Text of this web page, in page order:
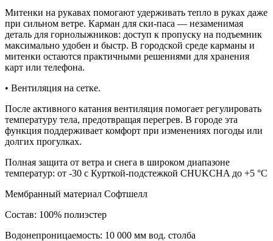
Митенки на рукавах помогают удерживать тепло в руках даже
при сильном ветре. Карман для ски-паса — незаменимая
деталь для горнолыжников: доступ к пропуску на подъемник
максимально удобен и быстр. В городской среде карманы и
митенки остаются практичными решениями для хранения
карт или телефона.
• Вентиляция на сетке.
После активного катания вентиляция помогает регулировать
температуру тела, предотвращая перегрев. В городе эта
функция поддерживает комфорт при изменениях погоды или
долгих прогулках.
Полная защита от ветра и снега в широком диапазоне
температур: от -30 с Курткой-подстежкой CHUKCHA до +5 °C
Мембранный материал Софтшелл
Состав: 100% полиэстер
Водонепроницаемость: 10 000 мм вод. столба